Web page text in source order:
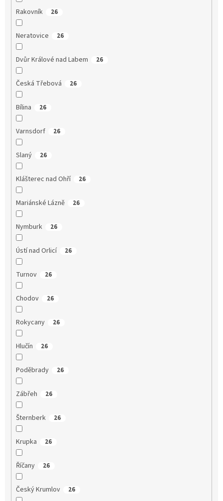
Rakovník 26
Neratovice 26
Dvůr Králové nad Labem 26
Česká Třebová 26
Bílina 26
Varnsdorf 26
Slaný 26
Klášterec nad Ohří 26
Mariánské Lázně 26
Nymburk 26
Ústí nad Orlicí 26
Turnov 26
Chodov 26
Rokycany 26
Hlučín 26
Poděbrady 26
Zábřeh 26
Šternberk 26
Krupka 26
Říčany 26
Český Krumlov 26